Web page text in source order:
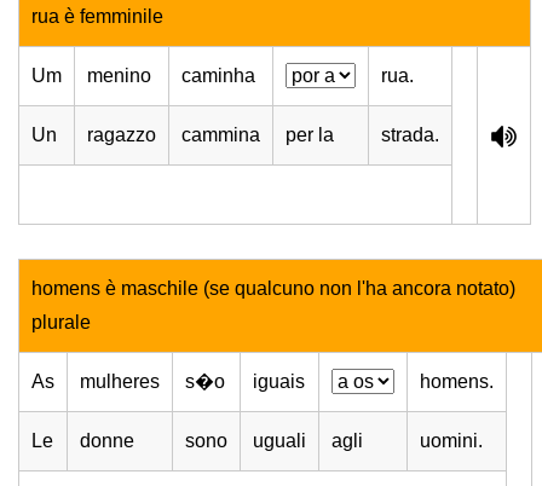
rua è femminile
Um menino caminha rua.
Un ragazzo cammina per la strada.
homens è maschile (se qualcuno non l'ha ancora notato)
plurale
As mulheres s�o iguais homens.
Le donne sono uguali agli uomini.